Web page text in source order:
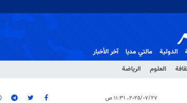
العلوم الرياضة
الدولية مالتي مدیا آخر الأخبار
٢٧‏/٠٧‏/٢٠٢٥، ١١:٣١ ص